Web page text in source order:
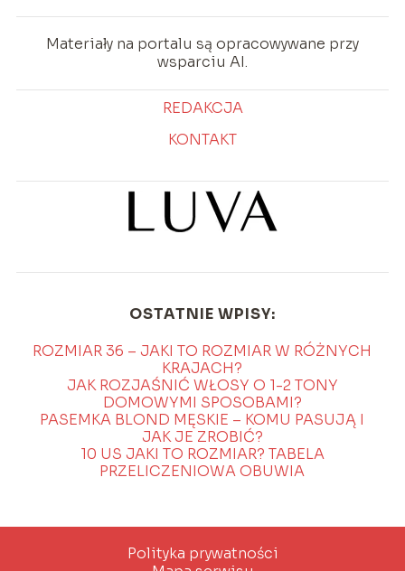
Materiały na portalu są opracowywane przy
wsparciu AI.
REDAKCJA
KONTAKT
OSTATNIE WPISY:
ROZMIAR 36 – JAKI TO ROZMIAR W RÓŻNYCH
KRAJACH?
JAK ROZJAŚNIĆ WŁOSY O 1-2 TONY
DOMOWYMI SPOSOBAMI?
PASEMKA BLOND MĘSKIE – KOMU PASUJĄ I
JAK JE ZROBIĆ?
10 US JAKI TO ROZMIAR? TABELA
PRZELICZENIOWA OBUWIA
Polityka prywatności